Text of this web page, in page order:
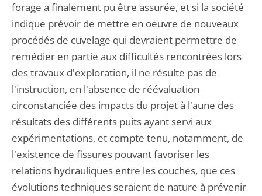
forage a finalement pu être assurée, et si la société
indique prévoir de mettre en oeuvre de nouveaux
procédés de cuvelage qui devraient permettre de
remédier en partie aux difficultés rencontrées lors
des travaux d'exploration, il ne résulte pas de
l'instruction, en l'absence de réévaluation
circonstanciée des impacts du projet à l'aune des
résultats des différents puits ayant servi aux
expérimentations, et compte tenu, notamment, de
l'existence de fissures pouvant favoriser les
relations hydrauliques entre les couches, que ces
évolutions techniques seraient de nature à prévenir